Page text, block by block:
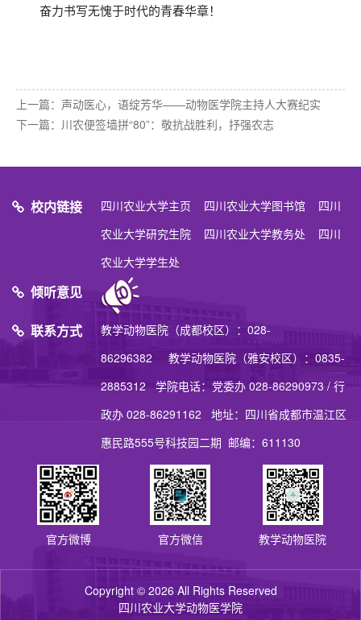
奋力书写无愧于时代的青春华章！
上一篇： 声动医心，语绽芳华——动物医学院主持人大赛纪实
下一篇： 川农便签墙拼“80”：敬抗战胜利，抒强农志
校内链接 四川农业大学主页 四川农业大学图书馆
四川
农业大学研究生院
四川农业大学教务处
四川
农业大学学生处
倾听意见
联系方式
教学动物医院（成都校区）：028-
86296382 教学动物医院（雅安校区）：0835-
2885312 学院电话：党委办 028-86290973 / 行
政办 028-86291162 地址：四川省成都市温江区
惠民路555号科技园二期 邮编：611130
官方微博 官方微信 教学动物医院
Copyright © 2026 All Rights Reserved
四川农业大学动物医学院